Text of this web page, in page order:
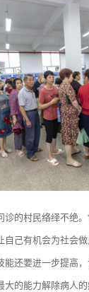
诊的村民络绎不绝
自己有机会为社会
能还要进一步提高
大的能力解除病人